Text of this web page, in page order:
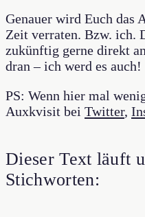
Genauer wird Euch das
Zeit verraten. Bzw. ich.
zukünftig gerne direkt
dran – ich werd es auch!
PS: Wenn hier mal
Auxkvisit bei Twitter,
Dieser Text läuft
Stichworten: